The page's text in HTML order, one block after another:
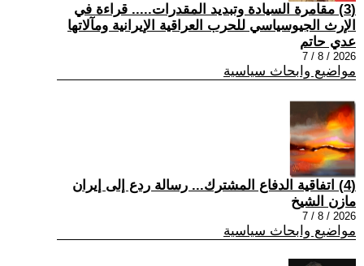
(3) مقامرة السيادة وتبديد المقدرات..... قراءة في
الإرث الجيوسياسي للحرب العراقية الإيرانية ومآلاتها
عدي حاتم
2026 / 8 / 7
مواضيع وابحاث سياسية
(4) اتفاقية الدفاع المشترك... رسالة ردع إلى إيران
مازن الشيخ
2026 / 8 / 7
مواضيع وابحاث سياسية